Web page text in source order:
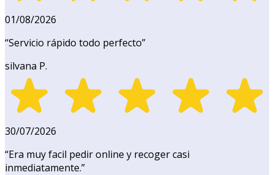
01/08/2026
“Servicio rápido todo perfecto”
silvana P.
30/07/2026
“Era muy facil pedir online y recoger casi
inmediatamente.”